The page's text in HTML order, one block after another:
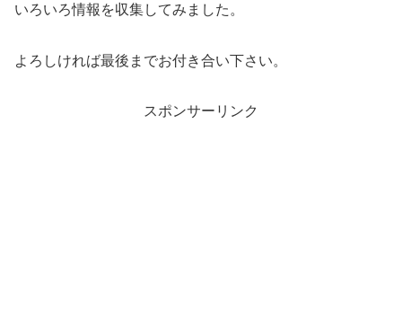
いろいろ情報を収集してみました。
よろしければ最後までお付き合い下さい。
スポンサーリンク